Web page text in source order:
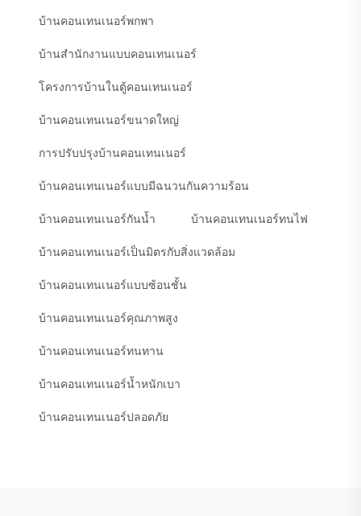
บ้านคอนเทนเนอร์พกพา
บ้านสำนักงานแบบคอนเทนเนอร์
โครงการบ้านในตู้คอนเทนเนอร์
บ้านคอนเทนเนอร์ขนาดใหญ่
การปรับปรุงบ้านคอนเทนเนอร์
บ้านคอนเทนเนอร์แบบมีฉนวนกันความร้อน
บ้านคอนเทนเนอร์กันน้ำ บ้านคอนเทนเนอร์ทนไฟ
บ้านคอนเทนเนอร์เป็นมิตรกับสิ่งแวดล้อม
บ้านคอนเทนเนอร์แบบซ้อนชั้น
บ้านคอนเทนเนอร์คุณภาพสูง
บ้านคอนเทนเนอร์ทนทาน
บ้านคอนเทนเนอร์น้ำหนักเบา
บ้านคอนเทนเนอร์ปลอดภัย